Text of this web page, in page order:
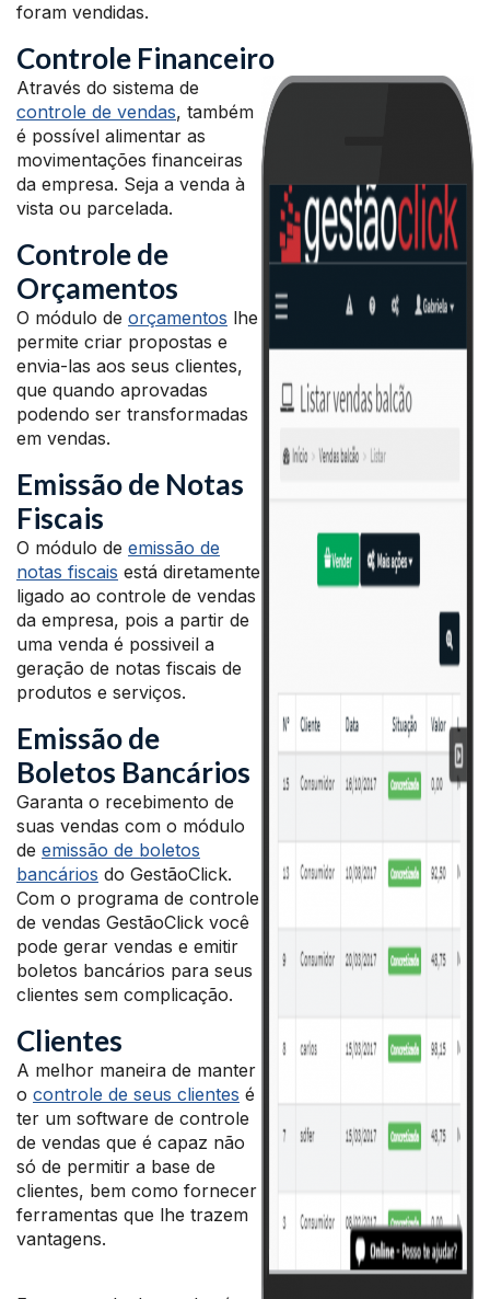
foram vendidas.
Controle Financeiro
Através do sistema de
controle de vendas, também
é possível alimentar as
movimentações financeiras
da empresa. Seja a venda à
vista ou parcelada.
Controle de
Orçamentos
O módulo de orçamentos lhe
permite criar propostas e
envia-las aos seus clientes,
que quando aprovadas
podendo ser transformadas
em vendas.
Emissão de Notas
Fiscais
O módulo de emissão de
notas fiscais está diretamente
ligado ao controle de vendas
da empresa, pois a partir de
uma venda é possiveil a
geração de notas fiscais de
produtos e serviços.
Emissão de
Boletos Bancários
Garanta o recebimento de
suas vendas com o módulo
de emissão de boletos
bancários do GestãoClick.
Com o programa de controle
de vendas GestãoClick você
pode gerar vendas e emitir
boletos bancários para seus
clientes sem complicação.
Clientes
A melhor maneira de manter
o controle de seus clientes é
ter um software de controle
de vendas que é capaz não
só de permitir a base de
clientes, bem como fornecer
ferramentas que lhe trazem
vantagens.